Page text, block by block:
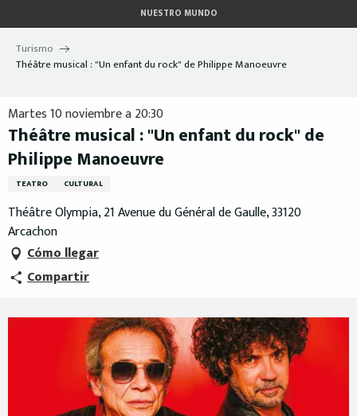
au
contenu
principal
NUESTRO MUNDO
Turismo
Théâtre musical : "Un enfant du rock" de Philippe Manoeuvre
Martes 10 noviembre a 20:30
Théâtre musical : "Un enfant du rock" de
Philippe Manoeuvre
TEATRO CULTURAL
Théâtre Olympia, 21 Avenue du Général de Gaulle, 33120
Arcachon
Cómo llegar
Compartir